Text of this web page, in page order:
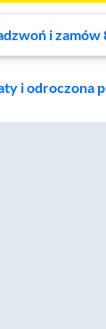
i zamów
i odroczona